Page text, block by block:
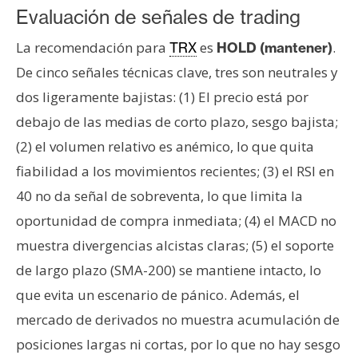
Evaluación de señales de trading
La recomendación para TRXes HOLD (mantener).
De cinco señales técnicas clave, tres son neutrales y
dos ligeramente bajistas: (1) El precio está por
debajo de las medias de corto plazo, sesgo bajista;
(2) el volumen relativo es anémico, lo que quita
fiabilidad a los movimientos recientes; (3) el RSI en
40 no da señal de sobreventa, lo que limita la
oportunidad de compra inmediata; (4) el MACD no
muestra divergencias alcistas claras; (5) el soporte
de largo plazo (SMA-200) se mantiene intacto, lo
que evita un escenario de pánico. Además, el
mercado de derivados no muestra acumulación de
posiciones largas ni cortas, por lo que no hay sesgo